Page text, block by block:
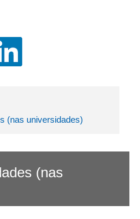
(nas universidades)
(nas